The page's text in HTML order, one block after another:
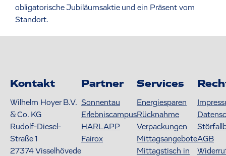
obligatorische Jubiläumsaktie und ein Präsent vom
Standort.
Kontakt
Wilhelm Hoyer B.V.
& Co. KG
Rudolf-Diesel-
Straße 1
27374Visselhövede
Partner
Sonnentau
Erlebniscampus
HARLAPP
Fairox
Services
Energiesparen
Rücknahme
Verpackungen
Mittagsangebote
Mittagstisch in
AGB